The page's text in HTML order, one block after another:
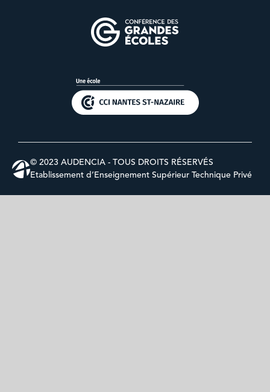
© 2023 AUDENCIA - TOUS DROITS RÉSERVÉS
Etablissement d’Enseignement Supérieur Technique Privé